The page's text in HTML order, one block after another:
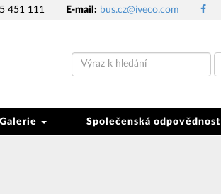
451 111 E-mail: bus.cz@iveco.com
Galerie Společenská odpovědnost